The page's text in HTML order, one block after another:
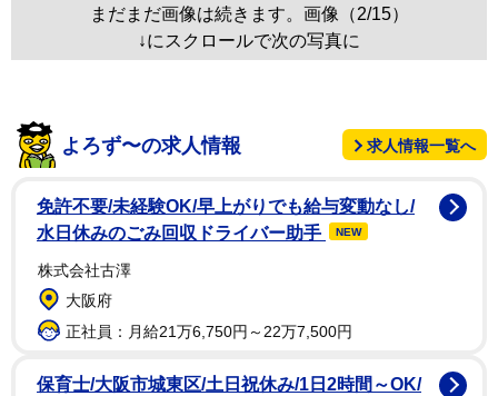
まだまだ画像は続きます。画像（2/15）
↓にスクロールで次の写真に
よろず〜の求人情報 求人情報一覧へ
免許不要/未経験OK/早上がりでも給与変動なし/
水日休みのごみ回収ドライバー助手
NEW
株式会社古澤
大阪府
正社員：月給21万6,750円～22万7,500円
保育士/大阪市城東区/土日祝休み/1日2時間～OK/